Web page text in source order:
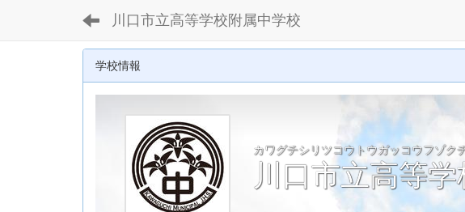
川口市立高等学校附属中学校
学校情報
カワグチシリツコウトウガッコウフゾク
川口市立高等